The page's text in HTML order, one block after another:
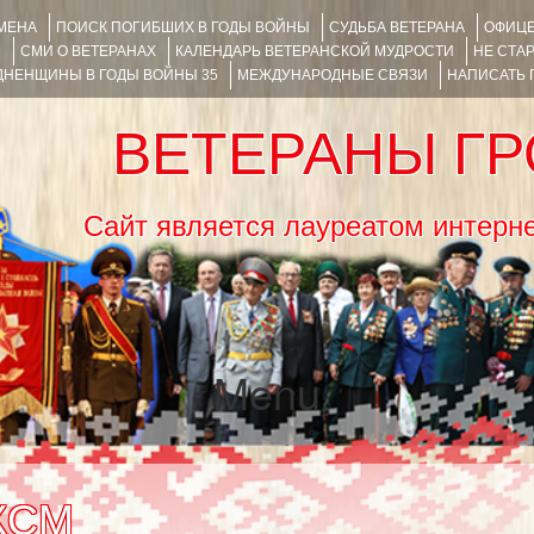
ПОИСК ПОГИБШИХ В ГОДЫ ВОЙНЫ СУДЬБА ВЕТЕРАНА
СМИ О ВЕТЕРАНАХ КАЛЕНДАРЬ ВЕТЕРАНСКОЙ МУДРОСТИ
НЕ
В ГОДЫ ВОЙНЫ 35
МЕЖДУНАРОДНЫЕ СВЯЗИ НАПИСАТЬ
ВЕТЕРАНЫ
Сайт является лауреатом
Menu
SKIP TO CONTENT